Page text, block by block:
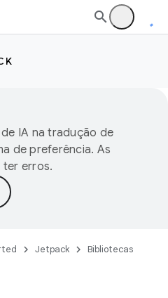
IA na tradução de
de preferência. As
ter erros.
Jetpack Bibliotecas